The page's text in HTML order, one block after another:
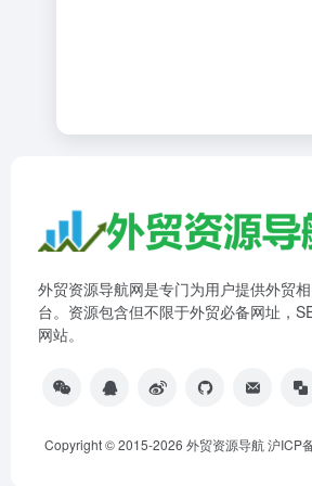
外贸资源导航网是专门为用户提供外贸
台。资源包含但不限于外贸必备网址，
网站。
Copyright © 2015-2026 外贸资源导航沪ICP